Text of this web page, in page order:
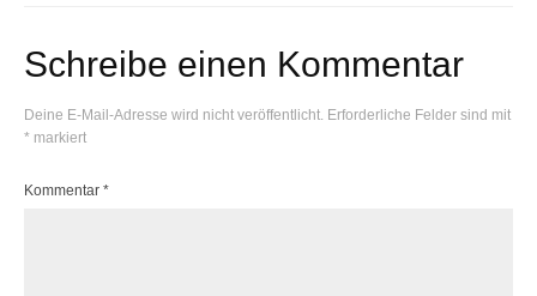
Schreibe einen Kommentar
Deine E-Mail-Adresse wird nicht veröffentlicht. Erforderliche Felder sind mit
* markiert
Kommentar *